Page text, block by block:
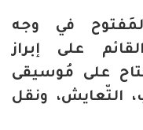
في وجه
على إبراز
على مُوسيقى
التّعايش، ونقل